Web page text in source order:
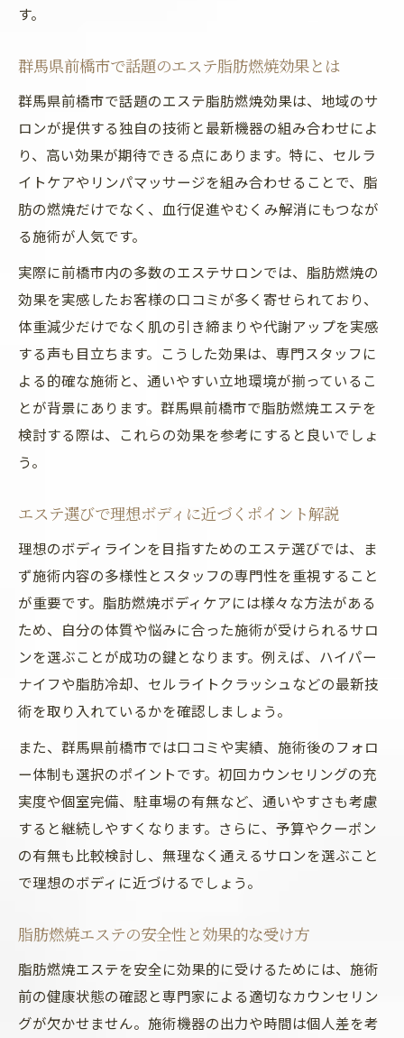
前橋エリアのエステで得られる効果とは
エステ施術の効果実感と脂肪燃焼の秘密
エステ施術で脂肪燃焼効果を感じる理由と
は
脂肪燃焼エステの技術とその安全性を検証
エステで得られる脂肪燃焼実感の違いを解
説
施術ごとの脂肪燃焼効果の持続性を考える
エステ施術の口コミから分かる実際の変化
悩みに寄り添うエステ脂肪燃焼ケア体験談
脂肪燃焼エステで悩みが解決した実例紹介
エステ利用で感じた脂肪燃焼効果の口コミ
集
脂肪燃焼ケアで自信が持てた利用者の本音
セルフケアとエステを組み合わせた美ボディ維
持法
エステとセルフケアで脂肪燃焼を持続させ
る方法
自宅ケアとエステの両立で美ボディをキー
プ
脂肪燃焼を強化するエステと習慣のコツ
エステと運動の相乗効果で理想ラインを実
現
脂肪燃焼エステと食生活のバランスを紹介
す。
群馬県前橋市で話題のエステ脂肪燃焼効果とは
群馬県前橋市で話題のエステ脂肪燃焼効果は、地域のサ
ロンが提供する独自の技術と最新機器の組み合わせによ
り、高い効果が期待できる点にあります。特に、セルラ
イトケアやリンパマッサージを組み合わせることで、脂
肪の燃焼だけでなく、血行促進やむくみ解消にもつなが
る施術が人気です。
実際に前橋市内の多数のエステサロンでは、脂肪燃焼の
効果を実感したお客様の口コミが多く寄せられており、
体重減少だけでなく肌の引き締まりや代謝アップを実感
する声も目立ちます。こうした効果は、専門スタッフに
よる的確な施術と、通いやすい立地環境が揃っているこ
とが背景にあります。群馬県前橋市で脂肪燃焼エステを
検討する際は、これらの効果を参考にすると良いでしょ
う。
エステ選びで理想ボディに近づくポイント解説
理想のボディラインを目指すためのエステ選びでは、ま
ず施術内容の多様性とスタッフの専門性を重視すること
が重要です。脂肪燃焼ボディケアには様々な方法がある
ため、自分の体質や悩みに合った施術が受けられるサロ
ンを選ぶことが成功の鍵となります。例えば、ハイパー
ナイフや脂肪冷却、セルライトクラッシュなどの最新技
術を取り入れているかを確認しましょう。
また、群馬県前橋市では口コミや実績、施術後のフォロ
ー体制も選択のポイントです。初回カウンセリングの充
実度や個室完備、駐車場の有無など、通いやすさも考慮
すると継続しやすくなります。さらに、予算やクーポン
の有無も比較検討し、無理なく通えるサロンを選ぶこと
で理想のボディに近づけるでしょう。
脂肪燃焼エステの安全性と効果的な受け方
脂肪燃焼エステを安全に効果的に受けるためには、施術
前の健康状態の確認と専門家による適切なカウンセリン
グが欠かせません。施術機器の出力や時間は個人差を考